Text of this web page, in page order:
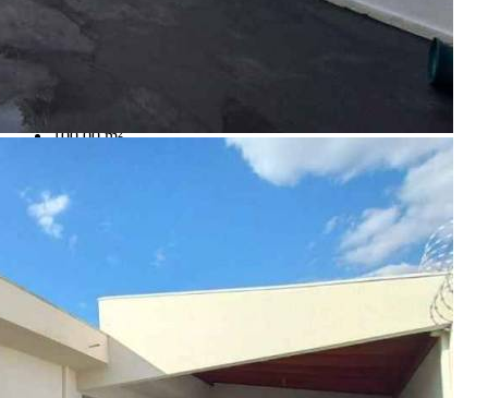
Vila Lemos - Bauru/SP
Referência: CA00811
100.00 m²
Enviado com sucesso!
Entre em contato
Nome